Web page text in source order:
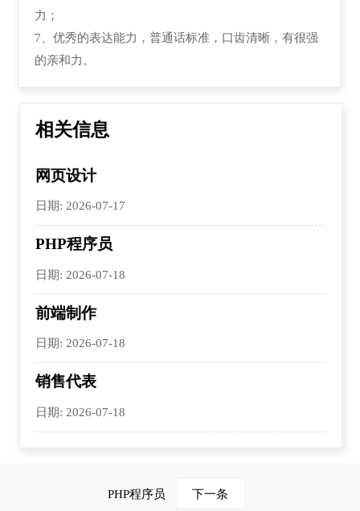
力；
7、优秀的表达能力，普通话标准，口齿清晰，有很强
的亲和力。
相关信息
网页设计
日期: 2026-07-17
PHP程序员
日期: 2026-07-18
前端制作
日期: 2026-07-18
销售代表
日期: 2026-07-18
PHP程序员 下一条